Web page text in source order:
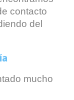
contacto
del
mucho